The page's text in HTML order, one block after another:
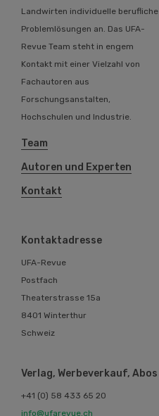
Landwirten individuelle berufliche
Problemlösungen an. Das UFA-
Revue Team steht in engem
Kontakt mit einer Vielzahl von
Fachautoren aus
Forschungsanstalten,
Hochschulen und Industrie.
Team
Autoren und Experten
Kontakt
Kontaktadresse
UFA-Revue
Postfach
Theaterstrasse 15a
8401 Winterthur
Schweiz
Verlag, Werbeverkauf, Abos
+41 (0) 58 433 65 20
info@ufarevue.ch